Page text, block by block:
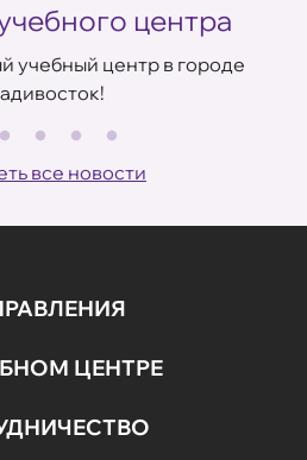
центра
учебный центр в городе
все новости
ЦЕНТРЕ